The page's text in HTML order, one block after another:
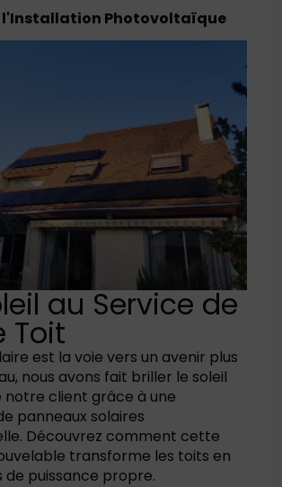
l'Installation Photovoltaïque
au Service de
Toit
est la voie vers un avenir plus
nous avons fait briller le soleil
notre client grâce à une
panneaux solaires
Découvrez comment cette
transforme les toits en
puissance propre.